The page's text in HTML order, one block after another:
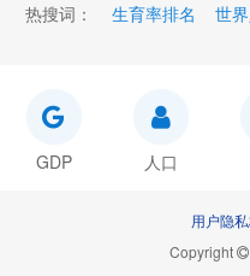
热搜词： 生育率排名 世
GDP 人口
用户隐
Copyright